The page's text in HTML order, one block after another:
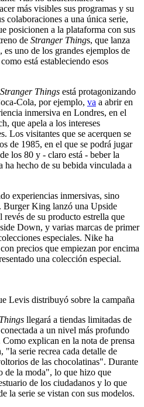
más visibles sus programas y su
a una única serie,
posicionen a la plataforma con sus
de Stranger Things, que lanza
es uno de los grandes ejemplos de
está estableciendo esos
Stranger Things está protagonizando
Cola, por ejemplo, va a abrir en
inmersiva en Londres, en el
que apela a los intereses
Los visitantes que se acerquen se
de 1985, en el que se podrá jugar
los 80 y - claro está - beber la
hecho de su bebida vinculada a
experiencias inmersivas, sino
Burger King lanzó una Upside
de su producto estrella que
Down, y varias marcas de primer
especiales. Nike ha
precios que empiezan por encima
una colección especial.
Levis distribuyó sobre la campaña
llegará a tiendas limitadas de
a un nivel más profundo
explican en la nota de prensa
"la serie recrea cada detalle de
de las chocolatinas". Durante
de la moda", lo que hizo que
de los ciudadanos y lo que
la serie se vistan con sus modelos.